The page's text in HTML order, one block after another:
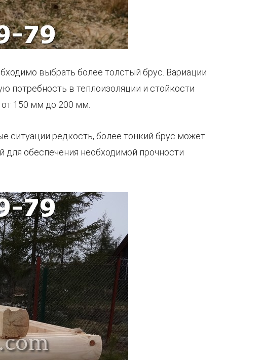
выбрать более толстый брус. Вариации
потребность в теплоизоляции и стойкости
150 мм до 200 мм.
ситуации редкость, более тонкий брус может
обеспечения необходимой прочности